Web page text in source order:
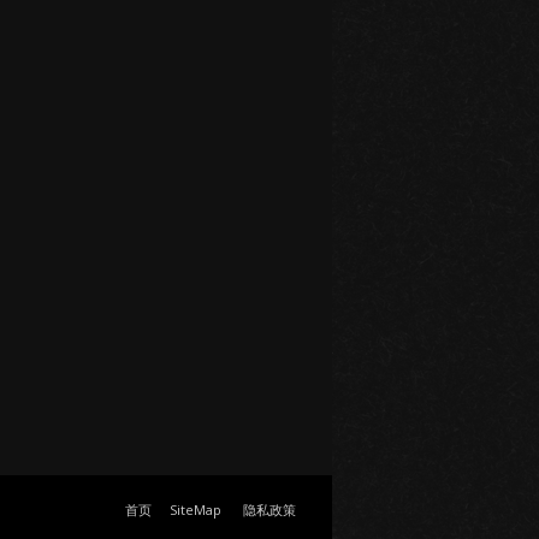
首页 SiteMap 隐私政策